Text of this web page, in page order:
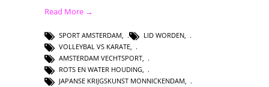
Read More →
SPORT AMSTERDAM, LID WORDEN,
VOLLEYBAL VS KARATE,
AMSTERDAM VECHTSPORT,
ROTS EN WATER HOUDING,
JAPANSE KRIJGSKUNST MONNICKENDAM,